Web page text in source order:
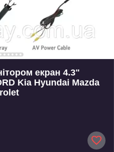
екран 4.3"
Kia Hyundai Mazda